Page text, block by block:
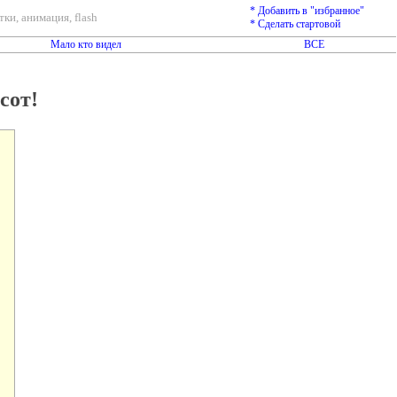
анимация, flash
* Добавить в "избранное"
* Сделать стартовой
Мало кто видел ВСЕ